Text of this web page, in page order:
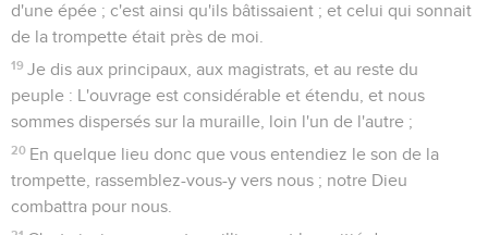
d'une épée ; c'est ainsi qu'ils bâtissaient ; et celui qui sonnait
de la trompette était près de moi.
19 Je dis aux principaux, aux magistrats, et au reste du
peuple : L'ouvrage est considérable et étendu, et nous
sommes dispersés sur la muraille, loin l'un de l'autre ;
20 En quelque lieu donc que vous entendiez le son de la
trompette, rassemblez-vous-y vers nous ; notre Dieu
combattra pour nous.